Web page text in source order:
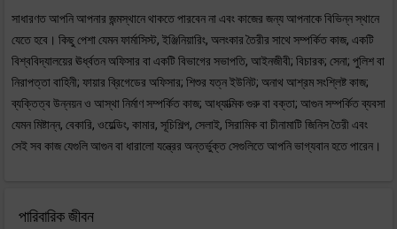
সাধারণত আপনি আপনার জন্মস্থানে থাকতে পারবেন না এবং কাজের জন্য আপনাকে বিভিন্ন স্থানে
যেতে হবে। কিছু পেশা যেমন ফার্মাসিস্ট, ইঞ্জিনিয়ারিং, অলংকার তৈরীর সাথে সম্পর্কিত কাজ, একটি
বিশ্ববিদ্যালয়ের ঊর্ধ্বতন অফিসার বা একটি বিভাগের সভাপতি, আইনজীবী; বিচারক; সেনা; পুলিশ বা
নিরাপত্তা বাহিনী; ফায়ার ব্রিগেডের অফিসার; শিশুর যত্ন ইউনিট; অনাথ আশ্রম সংশ্লিষ্ট কাজ;
ব্যক্তিত্ব উন্নয়ন ও আস্থা নির্মাণ সম্পর্কিত কাজ; আধ্যাত্মিক গুরু বা বক্তা; আগুন সম্পর্কিত ব্যবসা
যেমন মিষ্টান্ন, বেকারি, ওয়েল্ডিং, কামার, সূচিশিল্প, সেলাই, সিরামিক বা চীনামাটি জিনিস তৈরী এবং
সেই সব কাজ যেগুলি আগুন বা ধারালো যন্ত্রের অন্তর্ভুক্ত সেগুলিতে আপনি ভাগ্যবান হতে পারেন।
পারিবারিক জীবন